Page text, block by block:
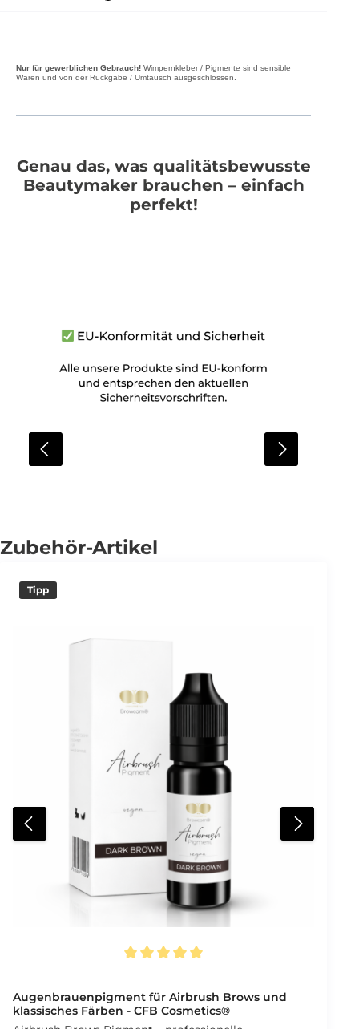
Nur für gewerblichen Gebrauch! Wimpernkleber / Pigmente sind sensible
Waren und von der Rückgabe / Umtausch ausgeschlossen.
Genau das, was qualitätsbewusste
Beautymaker brauchen – einfach
perfekt!
Zubehör-Artikel
Tipp
Augenbrauenpigment für Airbrush Brows und
klassisches Färben - CFB Cosmetics®